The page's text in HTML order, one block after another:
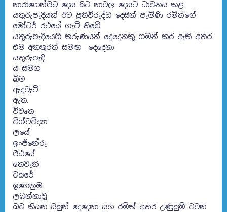
නාරාහෙන්පිට දෙස සිට නාවල දෙසට ධාවනය කළ
යතුරුපැදියක් ඊට ප්‍රතිවිරුද්ධ දෙසින් පැමිණි රමිත්ගේ
මෝටර් රථයේ ගැටී තිබේ.
යතුරුපැදියෙහි තරුණයන් දෙදෙනකු ගමන් කර ඇති අතර
එම අනතුරත් සමඟ දෙදෙනා
යතුරුපැදි
ය සමග
බිම
ඇදවැටී
ඇත.
විවෘත
විශ්වවිද්‍යා
ලයේ
ඉංජිනේරු
පීඨයේ
තෙවැනි
වසරේ
ඉගෙනුම
ලබන්නාවූ
බව කියන සිසුන් දෙදෙනා සහ රමිත් අතර උණුසුම් වචන